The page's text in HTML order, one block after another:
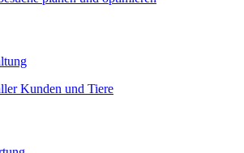
Kunden und Tiere